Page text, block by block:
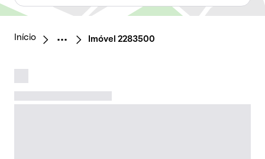
Início Imóvel 2283500